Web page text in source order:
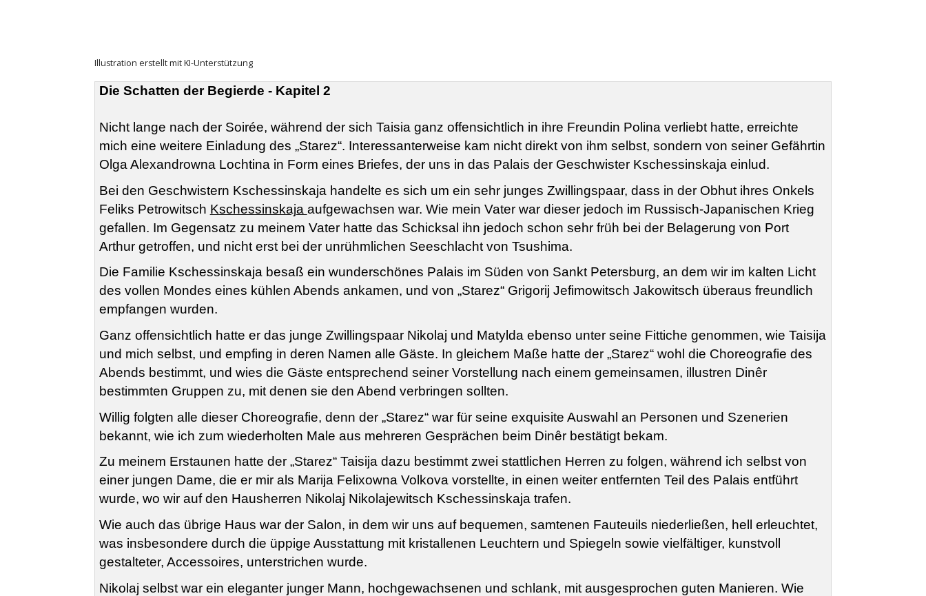
Illustration erstellt mit KI-Unterstützung
Die Schatten der Begierde - Kapitel 2
Nicht lange nach der Soirée, während der sich Taisia ganz offensichtlich in ihre Freundin Polina verliebt hatte, erreichte
mich eine weitere Einladung des „Starez“. Interessanterweise kam nicht direkt von ihm selbst, sondern von seiner Gefährtin
Olga Alexandrowna Lochtina in Form eines Briefes, der uns in das Palais der Geschwister Kschessinskaja einlud.
Bei den Geschwistern Kschessinskaja handelte es sich um ein sehr junges Zwillingspaar, dass in der Obhut ihres Onkels
Feliks Petrowitsch Kschessinskaja aufgewachsen war. Wie mein Vater war dieser jedoch im Russisch-Japanischen Krieg
gefallen. Im Gegensatz zu meinem Vater hatte das Schicksal ihn jedoch schon sehr früh bei der Belagerung von Port
Arthur getroffen, und nicht erst bei der unrühmlichen Seeschlacht von Tsushima.
Die Familie Kschessinskaja besaß ein wunderschönes Palais im Süden von Sankt Petersburg, an dem wir im kalten Licht
des vollen Mondes eines kühlen Abends ankamen, und von „Starez“ Grigorij Jefimowitsch Jakowitsch überaus freundlich
empfangen wurden.
Ganz offensichtlich hatte er das junge Zwillingspaar Nikolaj und Matylda ebenso unter seine Fittiche genommen, wie Taisija
und mich selbst, und empfing in deren Namen alle Gäste. In gleichem Maße hatte der „Starez“ wohl die Choreografie des
Abends bestimmt, und wies die Gäste entsprechend seiner Vorstellung nach einem gemeinsamen, illustren Dinêr
bestimmten Gruppen zu, mit denen sie den Abend verbringen sollten.
Willig folgten alle dieser Choreografie, denn der „Starez“ war für seine exquisite Auswahl an Personen und Szenerien
bekannt, wie ich zum wiederholten Male aus mehreren Gesprächen beim Dinêr bestätigt bekam.
Zu meinem Erstaunen hatte der „Starez“ Taisija dazu bestimmt zwei stattlichen Herren zu folgen, während ich selbst von
einer jungen Dame, die er mir als Marija Felixowna Volkova vorstellte, in einen weiter entfernten Teil des Palais entführt
wurde, wo wir auf den Hausherren Nikolaj Nikolajewitsch Kschessinskaja trafen.
Wie auch das übrige Haus war der Salon, in dem wir uns auf bequemen, samtenen Fauteuils niederließen, hell erleuchtet,
was insbesondere durch die üppige Ausstattung mit kristallenen Leuchtern und Spiegeln sowie vielfältiger, kunstvoll
gestalteter, Accessoires, unterstrichen wurde.
Nikolaj selbst war ein eleganter junger Mann, hochgewachsenen und schlank, mit ausgesprochen guten Manieren. Wie